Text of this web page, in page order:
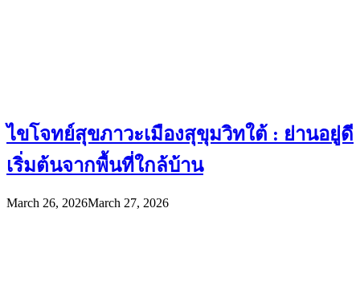
ไขโจทย์สุขภาวะเมืองสุขุมวิทใต้ : ย่านอยู่ดี
เริ่มต้นจากพื้นที่ใกล้บ้าน
March 26, 2026March 27, 2026